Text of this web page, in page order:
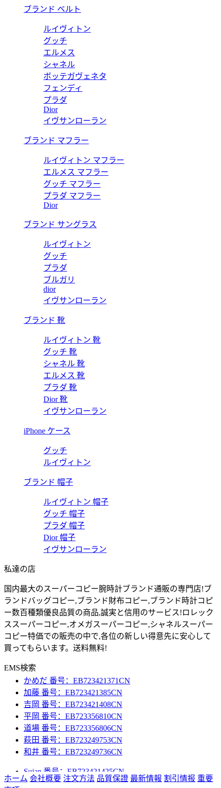
ブランド ベルト
ルイヴィトン
グッチ
エルメス
シャネル
ボッテガヴェネタ
フェンディ
プラダ
Dior
イヴサンローラン
ブランド マフラー
ルイヴィトン マフラー
エルメス マフラー
グッチ マフラー
プラダ マフラー
Dior
ブランド サングラス
ルイヴィトン
グッチ
プラダ
ブルガリ
dior
イヴサンローラン
ブランド 靴
ルイヴィトン 靴
グッチ 靴
シャネル 靴
エルメス 靴
プラダ 靴
Dior 靴
イヴサンローラン
iPhone ケース
グッチ
ルイヴィトン
ブランド 帽子
ルイヴィトン 帽子
グッチ 帽子
プラダ 帽子
Dior 帽子
イヴサンローラン
私達の店
国内最大のスーパーコピー腕時計ブランド通販の専門店!ブ
ランドバッグコピー,ブランド財布コピー,ブランド時計コピ
ー数百種類優良品質の商品,誠実と信用のサービス!ロレック
ススーパーコピー,オメガスーパーコピー,シャネルスーパー
コピー特価での販売の中で,各位の新しい得意先に安心して
買ってもらいます。送料無料!
EMS検索
Sujan 番号：EB723421425CN
中田 番号：EB723421439CN
小出 番号：EB723421368CN
かめだ 番号：EB723421371CN
加藤 番号：EB723421385CN
吉岡 番号：EB723421408CN
平岡 番号：EB723356810CN
道場 番号：EB723356806CN
萩田 番号：EB723249753CN
和井 番号：EB723249736CN
Sujan 番号：EB723421425CN
中田 番号：EB723421439CN
ホーム 会社概要 注文方法 品質保證 最新情報 割引情报 重要